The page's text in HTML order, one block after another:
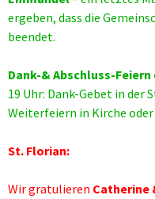
ergeben, dass die
beendet.
Dank-& Abschluss-
19 Uhr: Dank-Gebet in der
Weiterfeiern in Kirche
St. Florian:
Wir gratulieren Catherine